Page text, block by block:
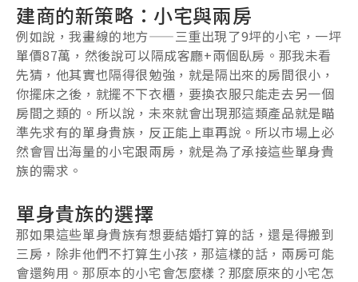
建商的新策略：小宅與兩房
例如說，我畫線的地方——三重出現了9坪的小宅，一坪
單價87萬，然後說可以隔成客廳+兩個臥房。那我未看
先猜，他其實也隔得很勉強，就是隔出來的房間很小，
你擺床之後，就擺不下衣櫃，要換衣服只能走去另一個
房間之類的。所以說，未來就會出現那這類產品就是瞄
準先求有的單身貴族，反正能上車再說。所以市場上必
然會冒出海量的小宅跟兩房，就是為了承接這些單身貴
族的需求。
單身貴族的選擇
那如果這些單身貴族有想要結婚打算的話，還是得搬到
三房，除非他們不打算生小孩，那這樣的話，兩房可能
會還夠用。那原本的小宅會怎麼樣？那麼原來的小宅怎